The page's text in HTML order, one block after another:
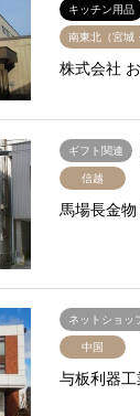
キッチン用品
南東北（宮城
株式会社
ギフト関連
信越
馬場長金
ネットショッ
中国
与板利器